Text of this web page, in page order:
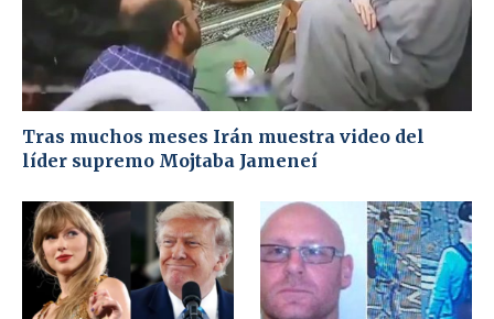
Tras muchos meses Irán muestra video del
líder supremo Mojtaba Jameneí